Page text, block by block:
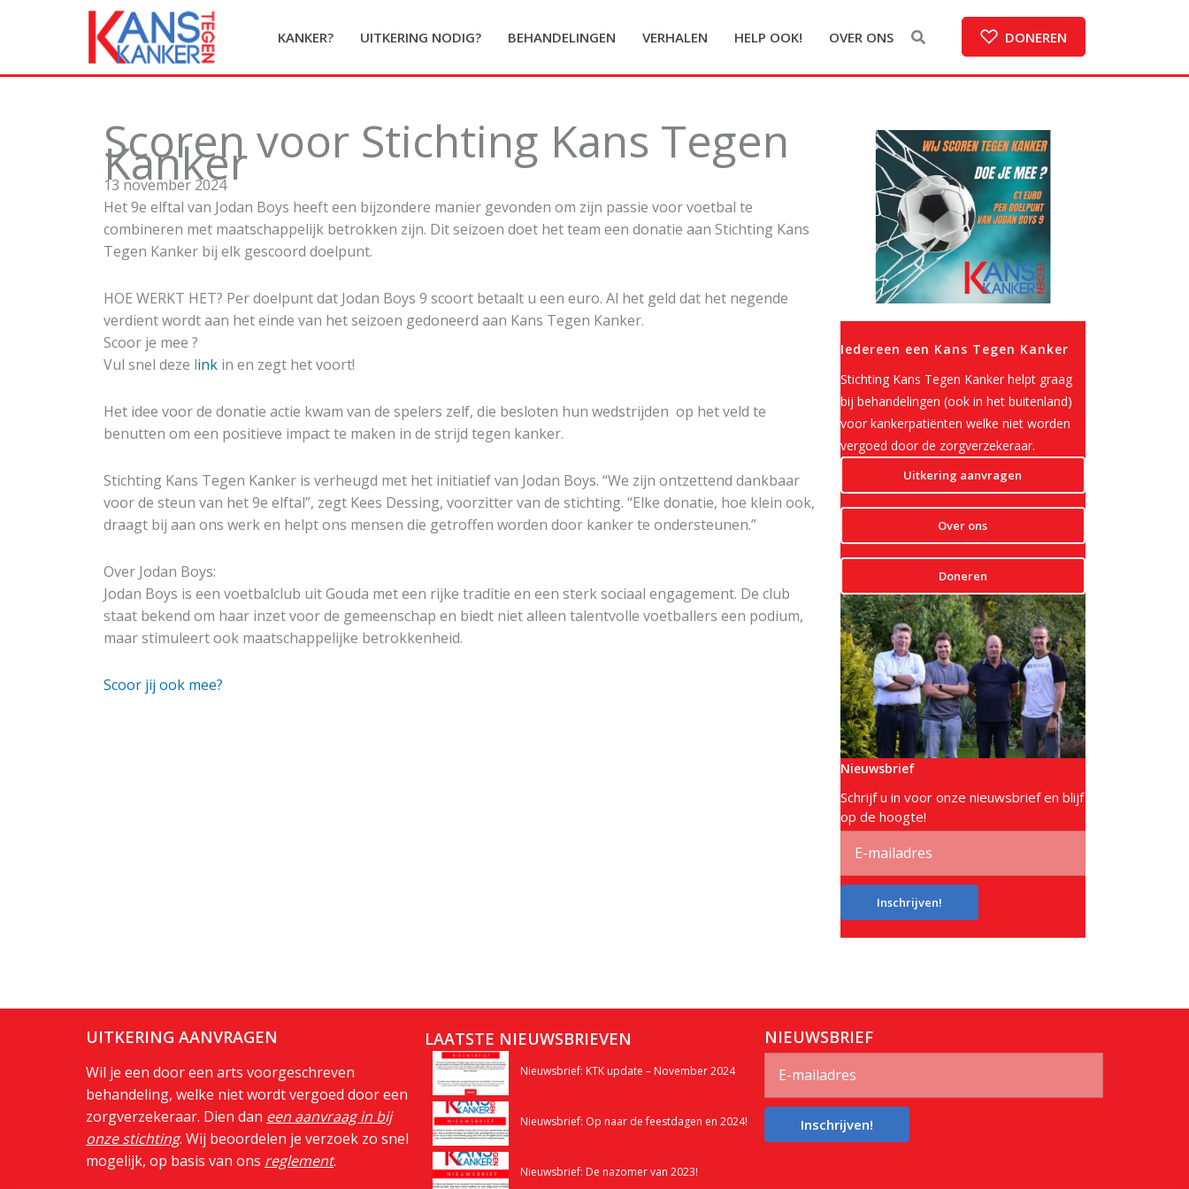
inhoud
KANKER? UITKERING NODIG? BEHANDELINGEN VERHALEN HELP OOK! OVER ONS DONEREN
Scoren voor Stichting Kans Tegen
Kanker
13 november 2024
Het 9e elftal van Jodan Boys heeft een bijzondere manier gevonden om zijn passie voor voetbal te
combineren met maatschappelijk betrokken zijn. Dit seizoen doet het team een donatie aan Stichting Kans
Tegen Kanker bij elk gescoord doelpunt.
HOE WERKT HET? Per doelpunt dat Jodan Boys 9 scoort betaalt u een euro. Al het geld dat het negende
verdient wordt aan het einde van het seizoen gedoneerd aan Kans Tegen Kanker.
Scoor je mee ?
Vul snel deze link in en zegt het voort!
Het idee voor de donatie actie kwam van de spelers zelf, die besloten hun wedstrijden op het veld te
benutten om een positieve impact te maken in de strijd tegen kanker.
Stichting Kans Tegen Kanker is verheugd met het initiatief van Jodan Boys. “We zijn ontzettend dankbaar
voor de steun van het 9e elftal”, zegt Kees Dessing, voorzitter van de stichting. “Elke donatie, hoe klein ook,
draagt bij aan ons werk en helpt ons mensen die getroffen worden door kanker te ondersteunen.”
Over Jodan Boys:
Jodan Boys is een voetbalclub uit Gouda met een rijke traditie en een sterk sociaal engagement. De club
staat bekend om haar inzet voor de gemeenschap en biedt niet alleen talentvolle voetballers een podium,
maar stimuleert ook maatschappelijke betrokkenheid.
Scoor jij ook mee?
Iedereen een Kans Tegen Kanker
Stichting Kans Tegen Kanker helpt graag
bij behandelingen (ook in het buitenland)
voor kankerpatiënten welke niet worden
vergoed door de zorgverzekeraar.
Uitkering aanvragen
Over ons
Doneren
Nieuwsbrief
Schrijf u in voor onze nieuwsbrief en blijf
op de hoogte!
Inschrijven!
UITKERING AANVRAGEN
Wil je een door een arts voorgeschreven
behandeling, welke niet wordt vergoed door een
zorgverzekeraar. Dien dan een aanvraag in bij
onze stichting. Wij beoordelen je verzoek zo snel
mogelijk, op basis van ons reglement.
LAATSTE NIEUWSBRIEVEN
Nieuwsbrief: KTK update – November 2024
Nieuwsbrief: Op naar de feestdagen en 2024!
Nieuwsbrief: De nazomer van 2023!
NIEUWSBRIEF
Inschrijven!